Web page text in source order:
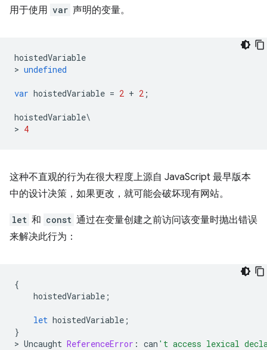
用于使用 var 声明的变量。
hoistedVariable
> undefined
var hoistedVariable = 2 + 2 ;
hoistedVariable\
> 4
这种不直观的行为在很大程度上源自 JavaScript 最早版本
中的设计决策，如果更改，就可能会破坏现有网站。
let 和 const 通过在变量创建之前访问该变量时抛出错误
来解决此行为：
{
hoistedVariable ;
let hoistedVariable ;
}
> Uncaught ReferenceError : can 't access lexical